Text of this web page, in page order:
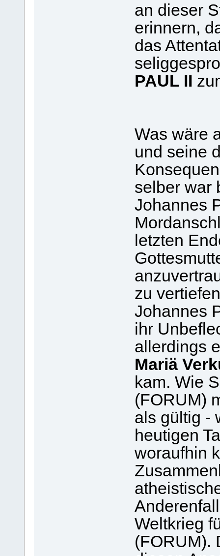
an dieser
erinnern,
das
PAUL II
Was wäre
und seine
selber war
Johannes
letzten
zu
Johannes
ihr
allerdings
Mariä
kam. Wie
(FORUM)
als gültig -
heutigen
woraufhin
Weltkrieg
(FORUM).